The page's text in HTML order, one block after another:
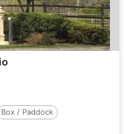
Box / Paddock